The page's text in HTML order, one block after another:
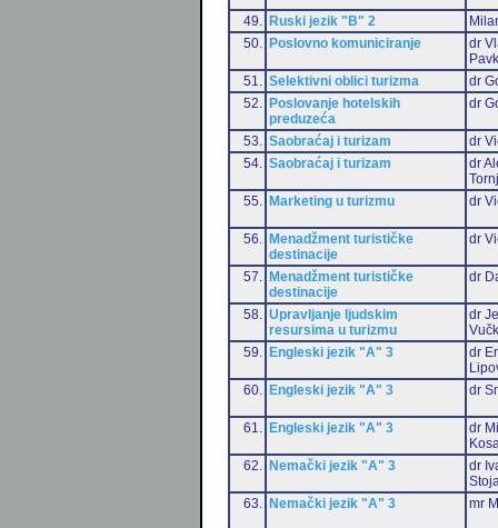
49. Ruski jezik "B" 2
50.
Poslovno komuniciranje
dr
51.
Selektivni oblici turizma
dr
52.
Poslovanje hotelskih
preduzeća
dr
53. Saobraćaj i turizam
dr
54.
Saobraćaj i turizam
dr
55.
Marketing u turizmu dr
56.
Menadžment turističke
destinacije
dr
57.
Menadžment turističke
destinacije
dr
58.
Upravljanje ljudskim
resursima u turizmu
dr
59.
Engleski jezik "A" 3
dr
60.
Engleski jezik "A" 3 dr
61. Engleski jezik "A" 3
dr
62.
Nemački jezik "A" 3
dr
63.
Nemački jezik "A" 3 mr